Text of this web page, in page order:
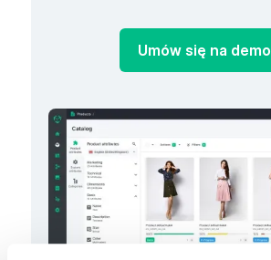
Umów się na demo